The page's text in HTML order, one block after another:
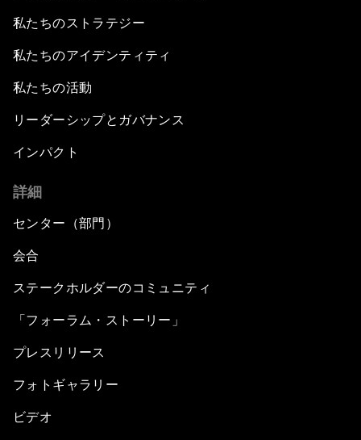
私たちのストラテジー
私たちのアイデンティティ
私たちの活動
リーダーシップとガバナンス
インパクト
詳細
センター（部門）
会合
ステークホルダーのコミュニティ
「フォーラム・ストーリー」
プレスリリース
フォトギャラリー
ビデオ